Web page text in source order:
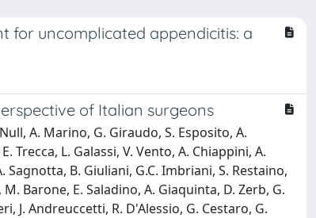
for uncomplicated appendicitis: a
of Italian surgeons
A. Marino, G. Giraudo, S. Esposito, A.
Trecca, L. Galassi, V. Vento, A. Chiappini, A.
Sagnotta, B. Giuliani, G.C. Imbriani, S. Restaino,
Barone, E. Saladino, A. Giaquinta, D. Zerb, G.
J. Andreuccetti, R. D'Alessio, G. Cestaro, G.